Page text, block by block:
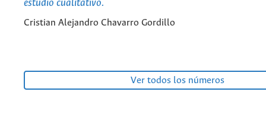
estudio cualitativo.
Cristian Alejandro Chavarro Gordillo
Ver todos los números